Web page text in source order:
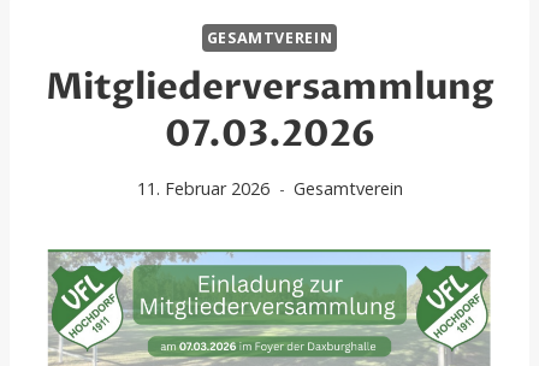
GESAMTVEREIN
Mitgliederversammlung
07.03.2026
11. Februar 2026 Gesamtverein